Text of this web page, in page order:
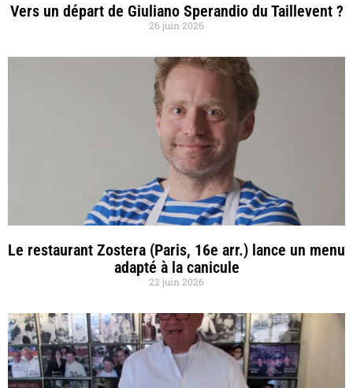
Vers un départ de Giuliano Sperandio du Taillevent ?
26 juin 2026
Le restaurant Zostera (Paris, 16e arr.) lance un menu
adapté à la canicule
22 juin 2026